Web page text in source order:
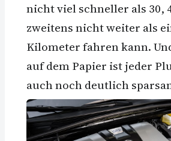
nicht viel schneller als 30,
zweitens nicht weiter als
Kilometer fahren kann.
auf dem Papier ist jeder
auch noch deutlich